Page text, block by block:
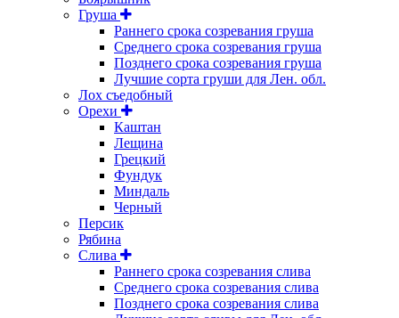
Груша
Раннего срока созревания груша
Среднего срока созревания груша
Позднего срока созревания груша
Лучшие сорта груши для Лен. обл.
Лох съедобный
Орехи
Каштан
Лещина
Грецкий
Фундук
Миндаль
Черный
Персик
Рябина
Слива
Раннего срока созревания слива
Среднего срока созревания слива
Позднего срока созревания слива